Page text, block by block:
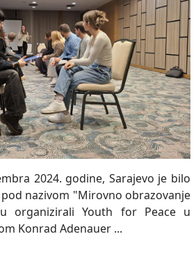
2024. godine, Sarajevo je bilo
nazivom "Mirovno obrazovanje
organizirali Youth for Peace u
Konrad Adenauer ...